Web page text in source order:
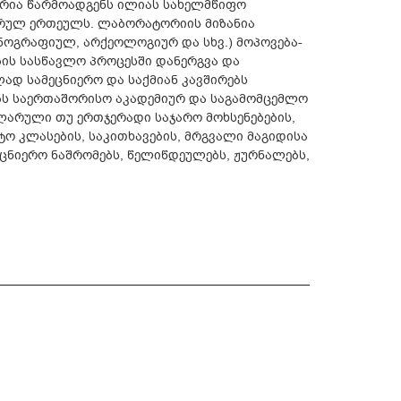
წარმოადგენს ილიას სახელმწიფო
ერთეულს. ლაბორატორიის მიზანია
არქეოლოგიურ და სხვ.) მოპოვება-
სასწავლო პროცესში დანერგვა და
სამეცნიერო და საქმიან კავშირებს
საერთაშორისო აკადემიურ და საგამომცემლო
თუ ერთჯერადი საჯარო მოხსენებების,
კლასების, საკითხავების, მრგვალი მაგიდისა
ნაშრომებს, წელიწდეულებს, ჟურნალებს,